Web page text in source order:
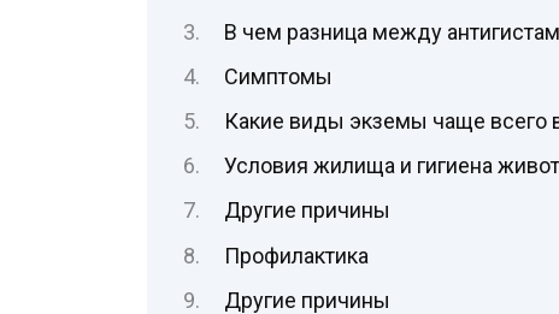
В чем разница между
Симптомы
Какие виды экземы чаще всего
Условия жилища и гигиена
Другие причины
Профилактика
Другие причины